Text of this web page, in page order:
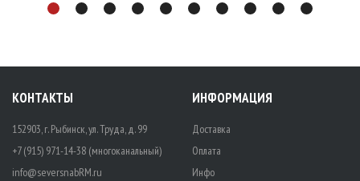
КОНТАКТЫ
152903, г. Рыбинск, ул. Труда, д. 99
+7 (915) 971-14-38 (многоканальный)
info@seversnabRM.ru
ИНФОРМАЦИЯ
Доставка
Оплата
Инфо